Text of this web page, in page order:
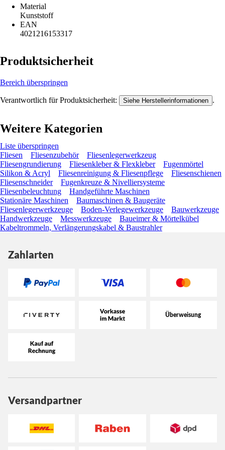
Material
Kunststoff
EAN
4021216153317
Produktsicherheit
Bereich überspringen
Verantwortlich für Produktsicherheit: Siehe Herstellerinformationen .
Weitere Kategorien
Liste überspringen
Fliesen
Fliesenzubehör
Fliesenlegerwerkzeug
Fliesengrundierung
Fliesenkleber & Flexkleber
Fugenmörtel
Silikon & Acryl
Fliesenreinigung & Fliesenpflege
Fliesenschienen
Fliesenschneider
Fugenkreuze & Nivelliersysteme
Fliesenbeleuchtung
Handgeführte Maschinen
Stationäre Maschinen
Baumaschinen & Baugeräte
Fliesenlegerwerkzeuge
Boden-Verlegewerkzeuge
Bauwerkzeuge
Handwerkzeuge
Messwerkzeuge
Baueimer & Mörtelkübel
Kabeltrommeln, Verlängerungskabel & Baustrahler
Zahlarten
Versandpartner